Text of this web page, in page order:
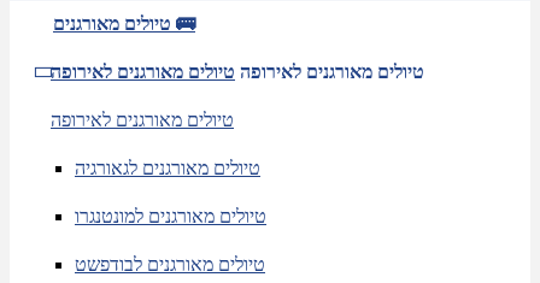
טיולים מאורגנים 🚌
טיולים מאורגנים לאירופה טיולים מאורגנים לאירופה
טיולים מאורגנים לאירופה
טיולים מאורגנים לגאורגיה
טיולים מאורגנים למונטנגרו
טיולים מאורגנים לבודפשט